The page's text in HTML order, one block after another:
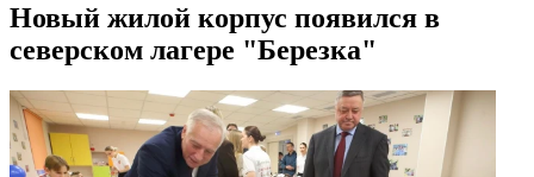
Новый жилой корпус появился в
северском лагере "Березка"